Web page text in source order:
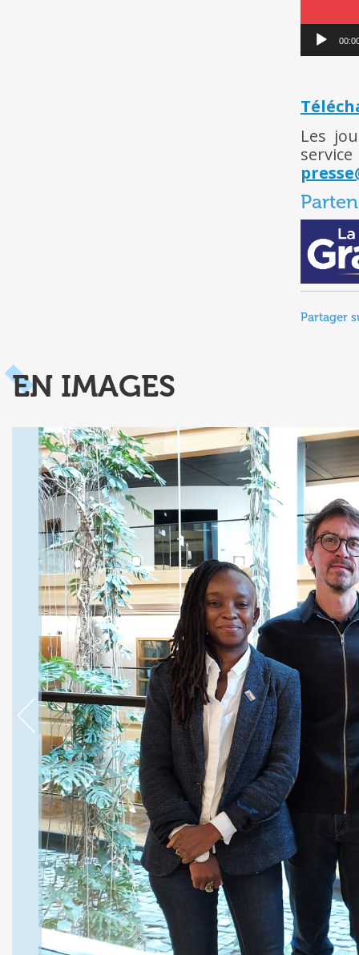
Les
Partager
EN IMAGES